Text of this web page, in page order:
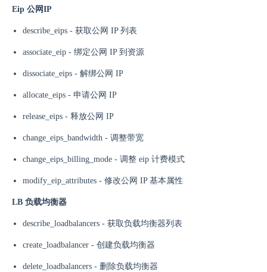
Eip 公网IP
describe_eips - 获取公网 IP 列表
associate_eip - 绑定公网 IP 到资源
dissociate_eips - 解绑公网 IP
allocate_eips - 申请公网 IP
release_eips - 释放公网 IP
change_eips_bandwidth - 调整带宽
change_eips_billing_mode - 调整 eip 计费模式
modify_eip_attributes - 修改公网 IP 基本属性
LB 负载均衡器
describe_loadbalancers - 获取负载均衡器列表
create_loadbalancer - 创建负载均衡器
delete_loadbalancers - 删除负载均衡器